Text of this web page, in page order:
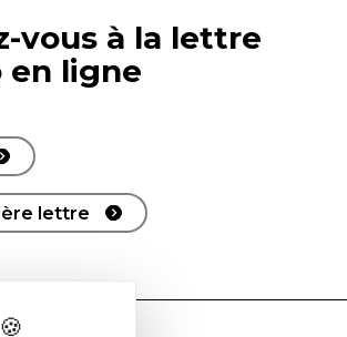
vous à la lettre
en ligne
lettre